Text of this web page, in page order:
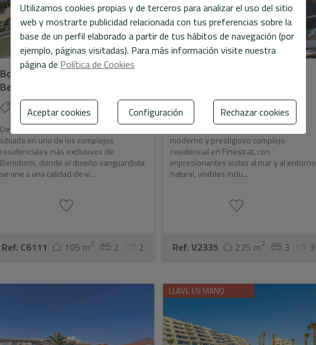
Bonito apartamento en
Benidorm
599.000 €
Descubre esta espectacular vivienda
situada en uno de los complejos
residenciales más exclusivos de
Benidorm, donde el diseño vanguardista
se une a una calidad de vi...
Ref. C6111 105 m2 2 2
590.000 €
moderno y prestigioso complejo
residencial en Finestrat, con
impresionantes vistas al mar y al entorno
natural, visibles inclu...
Ref. V2335 275 m2 3 3
LLAVE EN MANO
Utilizamos cookies propias y de terceros para analizar el uso del sitio
web y mostrarte publicidad relacionada con tus preferencias sobre la
base de un perfil elaborado a partir de tus hábitos de navegación (por
ejemplo, páginas visitadas). Para más información visite nuestra
página de Política de Cookies
Aceptar cookies Configuración Rechazar cookies